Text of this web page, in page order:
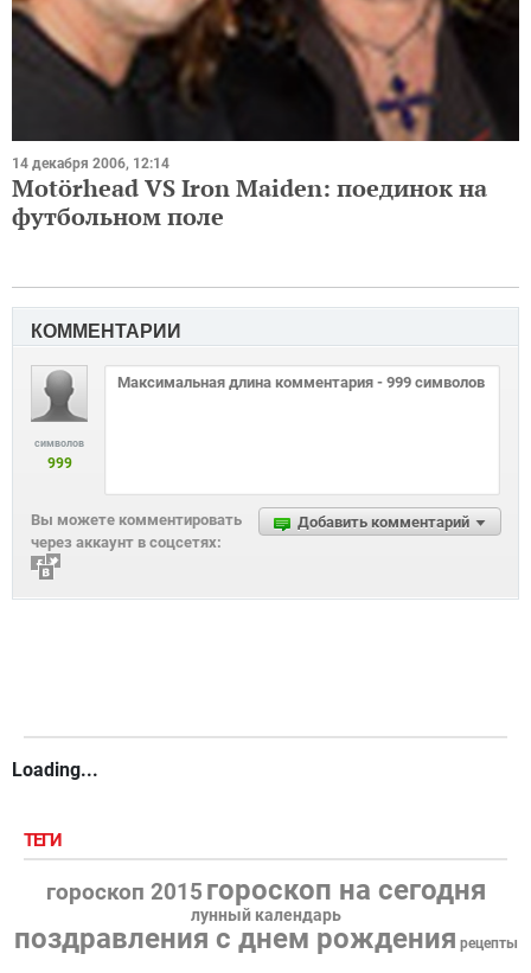
14 декабря 2006, 12:14
Motörhead VS Iron Maiden: поединок на
футбольном поле
КОММЕНТАРИИ
символов
999
Добавить комментарий
Вы можете комментировать
через аккаунт в соцсетях:
Loading...
ТЕГИ
гороскоп 2015 гороскоп на сегодня
лунный календарь
поздравления с днем рождения рецепты